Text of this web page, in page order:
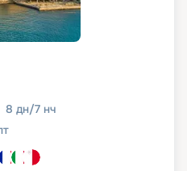
8 дн/7 нч